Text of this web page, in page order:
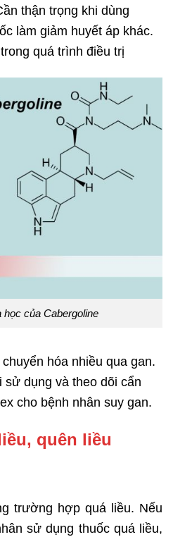
thận trọng khi dùng
làm giảm huyết áp khác.
quá trình điều trị
của Cabergoline
hóa nhiều qua gan.
sử dụng và theo dõi cẩn
cho bệnh nhân suy gan.
quên liều
trường hợp quá liều. Nếu
sử dụng thuốc quá liều,